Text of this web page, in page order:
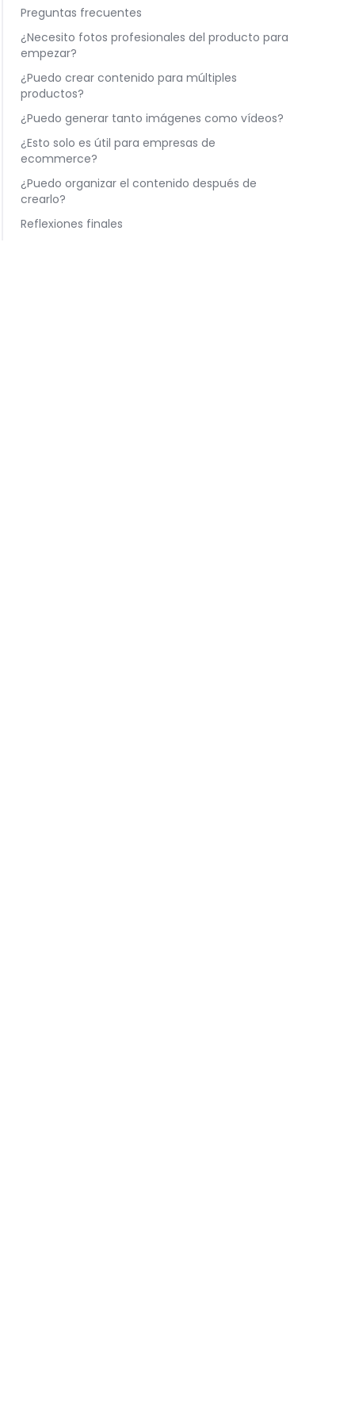
Preguntas frecuentes
¿Necesito fotos profesionales del producto para
empezar?
¿Puedo crear contenido para múltiples
productos?
¿Puedo generar tanto imágenes como vídeos?
¿Esto solo es útil para empresas de
ecommerce?
¿Puedo organizar el contenido después de
crearlo?
Reflexiones finales